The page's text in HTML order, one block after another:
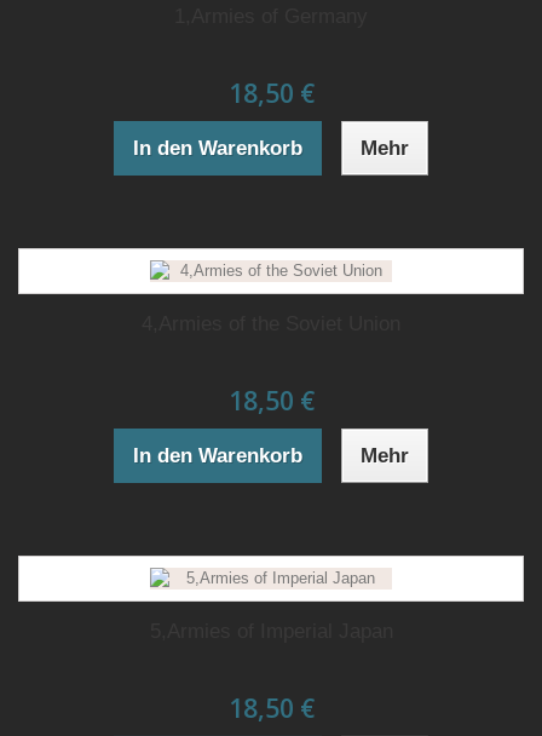
18,50 €
In den Warenkorb Mehr
18,50 €
In den Warenkorb Mehr
18,50 €